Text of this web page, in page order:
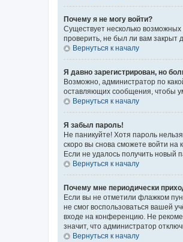
Почему я не могу войти?
Существует несколько
проверить, не был ли вам закрыт
Вернуться к началу
Я давно зарегистрирован, но
Возможно, администратор по
оставляющих сообщения, чтобы
Вернуться к началу
Я забыл пароль!
Не паникуйте! Хотя пароль
скоро вы снова сможете войти на
Если не удалось получить новый
Вернуться к началу
Почему мне периодически
Если вы не отметили флажком
не смог воспользоваться вашей
входе на конференцию. Не
значит, что администратор
Вернуться к началу